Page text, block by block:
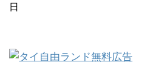
日